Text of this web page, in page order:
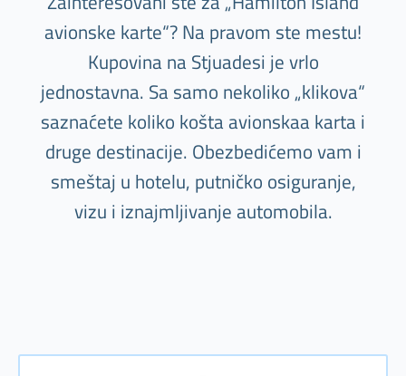
avionske karte“? Na pravom ste mestu!
Kupovina na Stjuadesi je vrlo
jednostavna. Sa samo nekoliko „klikova“
saznaćete koliko košta avionskaa karta i
druge destinacije. Obezbedićemo vam i
smeštaj u hotelu, putničko osiguranje,
vizu i iznajmljivanje automobila.